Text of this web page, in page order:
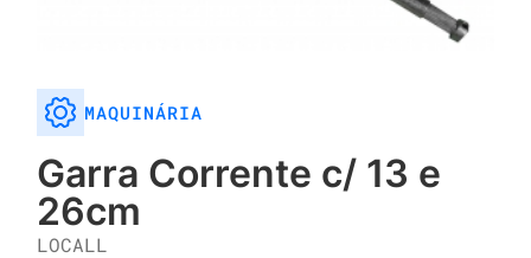
MAQUINÁRIA
Garra Corrente c/ 13 e
26cm
LOCALL